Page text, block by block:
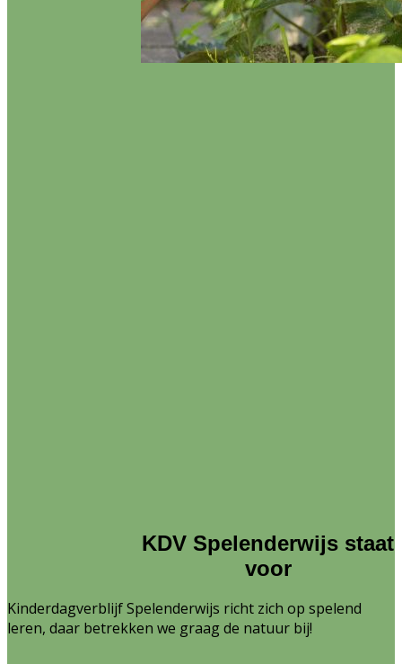
KDV Spelenderwijs staat
voor
Kinderdagverblijf Spelenderwijs richt zich op spelend
leren, daar betrekken we graag de natuur bij!